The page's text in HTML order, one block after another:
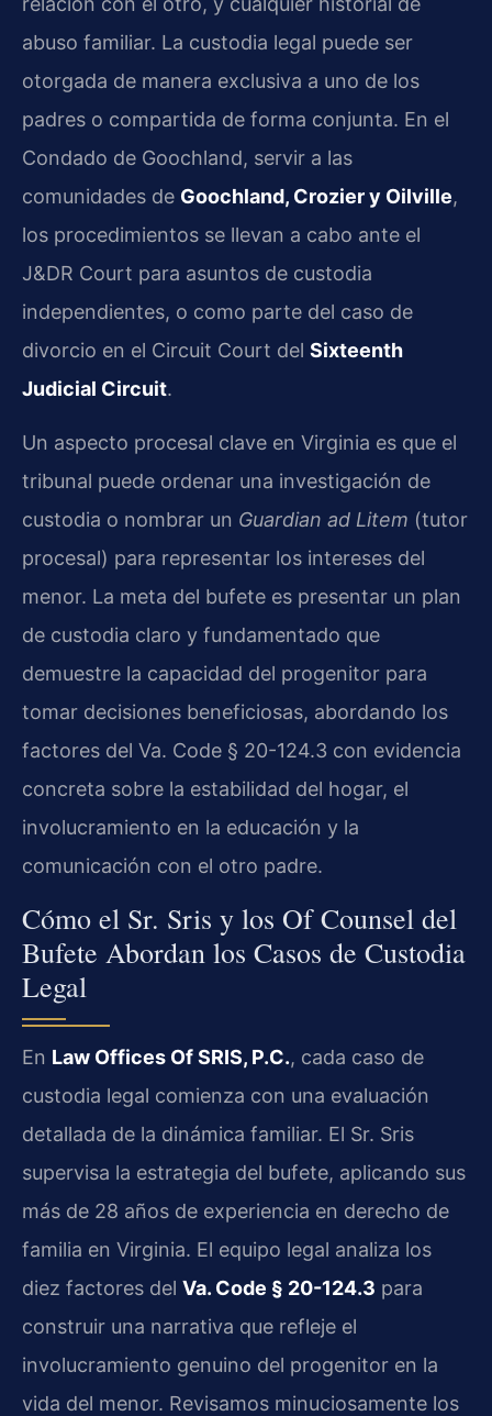
abuso familiar. La custodia legal puede ser
otorgada de manera exclusiva a uno de los
padres o compartida de forma conjunta. En el
Condado de Goochland, servir a las
comunidades de Goochland, Crozier y Oilville,
los procedimientos se llevan a cabo ante el
J&DR Court para asuntos de custodia
independientes, o como parte del caso de
divorcio en el Circuit Court del Sixteenth
Judicial Circuit.
Un aspecto procesal clave en Virginia es que el
tribunal puede ordenar una investigación de
custodia o nombrar un Guardian ad Litem (tutor
procesal) para representar los intereses del
menor. La meta del bufete es presentar un plan
de custodia claro y fundamentado que
demuestre la capacidad del progenitor para
tomar decisiones beneficiosas, abordando los
factores del Va. Code § 20-124.3 con evidencia
concreta sobre la estabilidad del hogar, el
involucramiento en la educación y la
comunicación con el otro padre.
Cómo el Sr. Sris y los Of Counsel del
Bufete Abordan los Casos de Custodia
Legal
En Law Offices Of SRIS, P.C., cada caso de
custodia legal comienza con una evaluación
detallada de la dinámica familiar. El Sr. Sris
supervisa la estrategia del bufete, aplicando sus
más de 28 años de experiencia en derecho de
familia en Virginia. El equipo legal analiza los
diez factores del Va. Code § 20-124.3 para
construir una narrativa que refleje el
involucramiento genuino del progenitor en la
vida del menor. Revisamos minuciosamente los